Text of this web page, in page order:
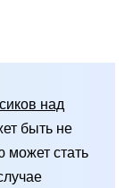
над
быть не
может стать